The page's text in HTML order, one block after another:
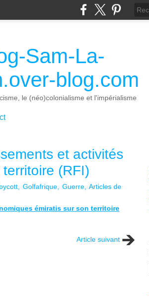
Sam-La-
blog.com
le (néo)colonialisme et l'impérialisme
et activités
(RFI)
Golfafrique Guerre Articles de
émiratis sur son territoire
Article suivant